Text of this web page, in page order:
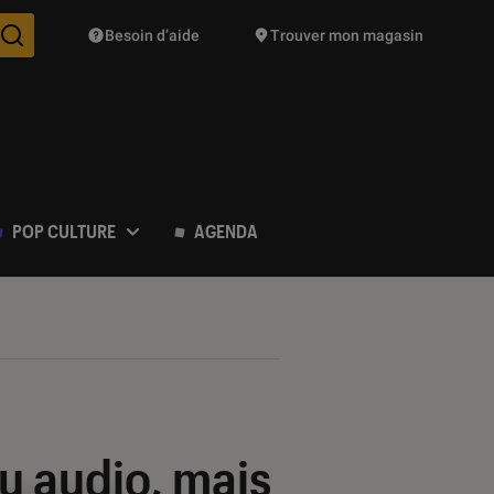
Des suggestions de produits vont vous être proposées
Besoin d’aide Trouver mon magasin
POP CULTURE AGENDA
audio, mais